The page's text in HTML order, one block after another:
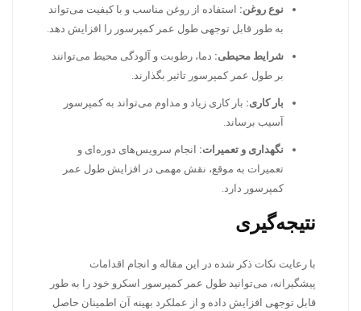
نوع روغن: استفاده از روغن مناسب و با کیفیت می‌تواند
به طور قابل توجهی طول عمر کمپرسور را افزایش دهد.
شرایط محیطی: دما، رطوبت و آلودگی محیط می‌توانند
بر طول عمر کمپرسور تاثیر بگذارند.
بار کاری: بار کاری زیاد و مداوم می‌تواند به کمپرسور
آسیب برساند.
نگهداری و تعمیرات: انجام سرویس‌های دوره‌ای و
تعمیرات به موقع، نقش مهمی در افزایش طول عمر
کمپرسور دارد.
نتیجه‌گیری
با رعایت نکات ذکر شده در این مقاله و انجام اقدامات
پیشگیرانه، می‌توانید طول عمر کمپرسور اسکرو خود را به طور
قابل توجهی افزایش داده و از عملکرد بهینه آن اطمینان حاصل